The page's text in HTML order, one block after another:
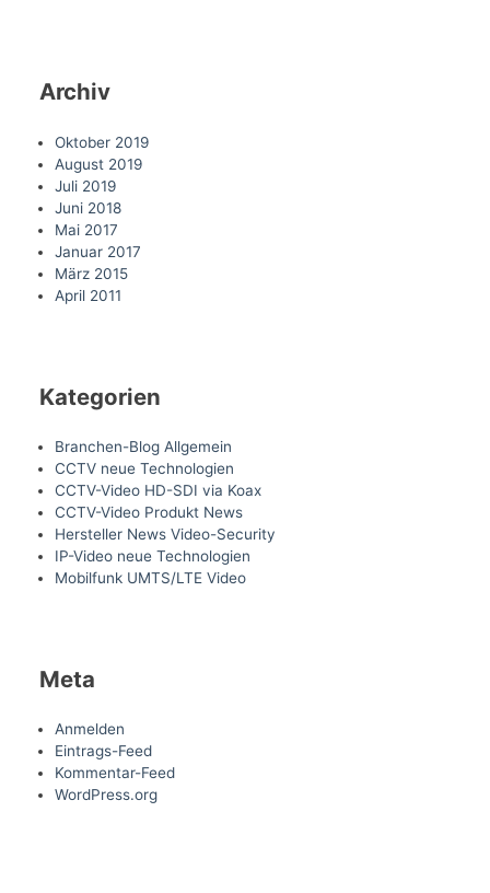
Archiv
Oktober 2019
August 2019
Juli 2019
Juni 2018
Mai 2017
Januar 2017
März 2015
April 2011
Kategorien
Branchen-Blog Allgemein
CCTV neue Technologien
CCTV-Video HD-SDI via Koax
CCTV-Video Produkt News
Hersteller News Video-Security
IP-Video neue Technologien
Mobilfunk UMTS/LTE Video
Meta
Anmelden
Eintrags-Feed
Kommentar-Feed
WordPress.org